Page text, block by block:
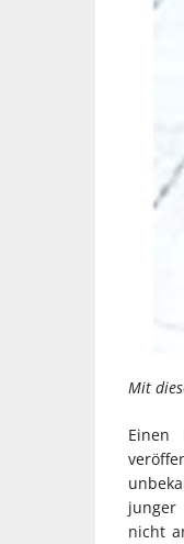
Mit
Einen
junger
nicht